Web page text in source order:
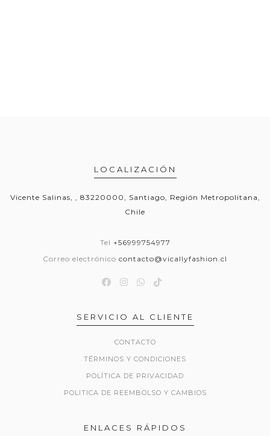
LOCALIZACIÓN
Vicente Salinas, , 83220000, Santiago, Región Metropolitana,
Chile
Tel +56999754977
Correo electrónico contacto@vicallyfashion.cl
SERVICIO AL CLIENTE
CONTACTO
TÉRMINOS Y CONDICIONES
POLÍTICA DE PRIVACIDAD
POLITICA DE REEMBOLSO Y CAMBIOS
ENLACES RÁPIDOS